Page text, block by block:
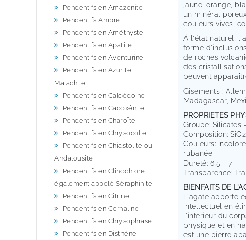
Pendentifs en Amazonite
Pendentifs Ambre
Pendentifs en Améthyste
Pendentifs en Apatite
Pendentifs en Aventurine
Pendentifs en Azurite
Malachite
Pendentifs en Calcédoine
Pendentifs en Cacoxénite
Pendentifs en CharoÏte
Pendentifs en Chrysocolle
Pendentifs en Chiastolite ou
Andalousite
Pendentifs en Clinochlore
également appelé Séraphinite
Pendentifs en Citrine
Pendentifs en Cornaline
Pendentifs en Chrysophrase
Pendentifs en Disthène
jaune, orange,
un minéral
couleurs vives,
À l'état naturel,
forme
de roches
des
peuvent
Gisements :
Madagascar,
PROPRIETES
Groupe: Silicates
Composition:
Couleurs:
rubanée
Dureté: 6,5 - 7
Transparence:
BIENFAITS DE
L'agate apporte
intellectuel en
l'intérieur du
physique et en
est une pierre